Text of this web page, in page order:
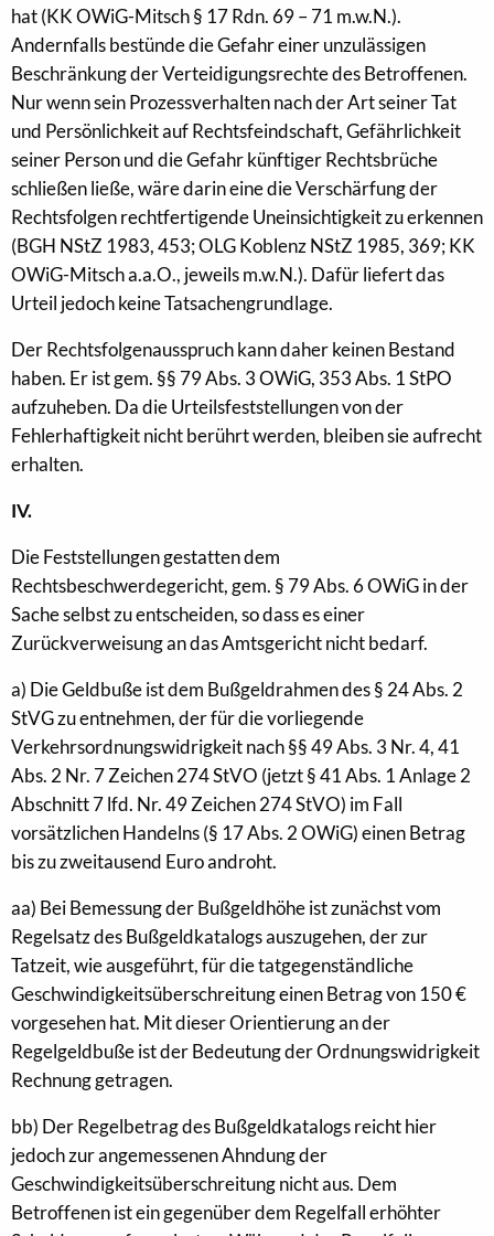
hat (KK OWiG-Mitsch § 17 Rdn. 69 – 71 m.w.N.).
Andernfalls bestünde die Gefahr einer unzulässigen
Beschränkung der Verteidigungsrechte des Betroffenen.
Nur wenn sein Prozessverhalten nach der Art seiner Tat
und Persönlichkeit auf Rechtsfeindschaft, Gefährlichkeit
seiner Person und die Gefahr künftiger Rechtsbrüche
schließen ließe, wäre darin eine die Verschärfung der
Rechtsfolgen rechtfertigende Uneinsichtigkeit zu erkennen
(BGH NStZ 1983, 453; OLG Koblenz NStZ 1985, 369; KK
OWiG-Mitsch a.a.O., jeweils m.w.N.). Dafür liefert das
Urteil jedoch keine Tatsachengrundlage.
Der Rechtsfolgenausspruch kann daher keinen Bestand
haben. Er ist gem. §§ 79 Abs. 3 OWiG, 353 Abs. 1 StPO
aufzuheben. Da die Urteilsfeststellungen von der
Fehlerhaftigkeit nicht berührt werden, bleiben sie aufrecht
erhalten.
IV.
Die Feststellungen gestatten dem
Rechtsbeschwerdegericht, gem. § 79 Abs. 6 OWiG in der
Sache selbst zu entscheiden, so dass es einer
Zurückverweisung an das Amtsgericht nicht bedarf.
a) Die Geldbuße ist dem Bußgeldrahmen des § 24 Abs. 2
StVG zu entnehmen, der für die vorliegende
Verkehrsordnungswidrigkeit nach §§ 49 Abs. 3 Nr. 4, 41
Abs. 2 Nr. 7 Zeichen 274 StVO (jetzt § 41 Abs. 1 Anlage 2
Abschnitt 7 lfd. Nr. 49 Zeichen 274 StVO) im Fall
vorsätzlichen Handelns (§ 17 Abs. 2 OWiG) einen Betrag
bis zu zweitausend Euro androht.
aa) Bei Bemessung der Bußgeldhöhe ist zunächst vom
Regelsatz des Bußgeldkatalogs auszugehen, der zur
Tatzeit, wie ausgeführt, für die tatgegenständliche
Geschwindigkeitsüberschreitung einen Betrag von 150 €
vorgesehen hat. Mit dieser Orientierung an der
Regelgeldbuße ist der Bedeutung der Ordnungswidrigkeit
Rechnung getragen.
bb) Der Regelbetrag des Bußgeldkatalogs reicht hier
jedoch zur angemessenen Ahndung der
Geschwindigkeitsüberschreitung nicht aus. Dem
Betroffenen ist ein gegenüber dem Regelfall erhöhter